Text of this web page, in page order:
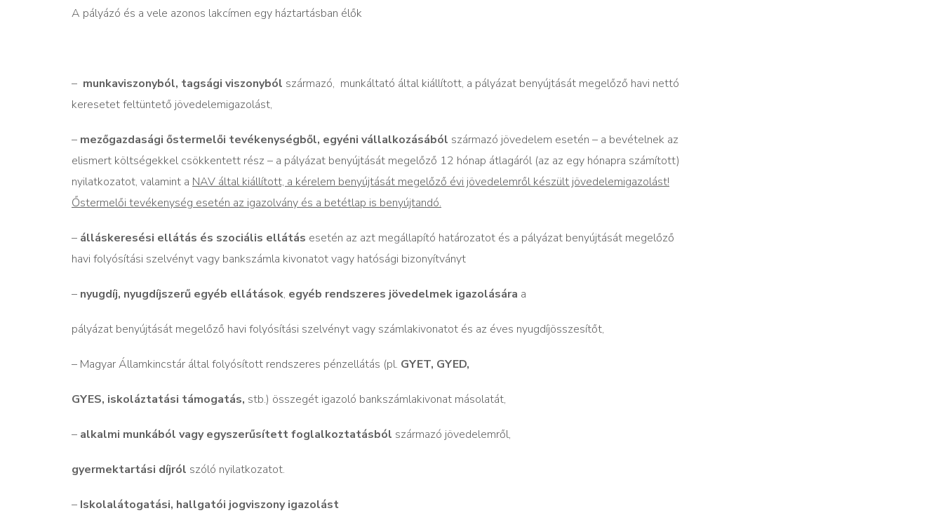
A pályázó és a vele azonos lakcímen egy háztartásban élők
– munkaviszonyból, tagsági viszonyból származó, munkáltató által kiállított, a pályázat benyújtását megelőző havi nettó
keresetet feltüntető jövedelemigazolást,
– mezőgazdasági őstermelői tevékenységből, egyéni vállalkozásából származó jövedelem esetén – a bevételnek az
elismert költségekkel csökkentett rész – a pályázat benyújtását megelőző 12 hónap átlagáról (az az egy hónapra számított)
nyilatkozatot, valamint a NAV által kiállított, a kérelem benyújtását megelőző évi jövedelemről készült jövedelemigazolást!
Őstermelői tevékenység esetén az igazolvány és a betétlap is benyújtandó.
– álláskeresési ellátás és szociális ellátás esetén az azt megállapító határozatot és a pályázat benyújtását megelőző
havi folyósítási szelvényt vagy bankszámla kivonatot vagy hatósági bizonyítványt
– nyugdíj, nyugdíjszerű egyéb ellátások, egyéb rendszeres jövedelmek igazolására a
pályázat benyújtását megelőző havi folyósítási szelvényt vagy számlakivonatot és az éves nyugdíjösszesítőt,
– Magyar Államkincstár által folyósított rendszeres pénzellátás (pl. GYET, GYED,
GYES, iskoláztatási támogatás, stb.) összegét igazoló bankszámlakivonat másolatát,
– alkalmi munkából vagy egyszerűsített foglalkoztatásból származó jövedelemről,
gyermektartási díjról szóló nyilatkozatot.
– Iskolalátogatási, hallgatói jogviszony igazolást